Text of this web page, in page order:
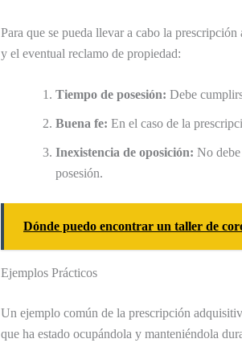
Para que se pueda llevar a cabo la
y el eventual reclamo de propiedad:
Tiempo de posesión: Debe
Buena fe: En el caso de la
Inexistencia de oposición: No
posesión.
Dónde puedo encontrar un taller de
Ejemplos Prácticos
Un ejemplo común de la prescripción
que ha estado ocupándola y manteniéndola